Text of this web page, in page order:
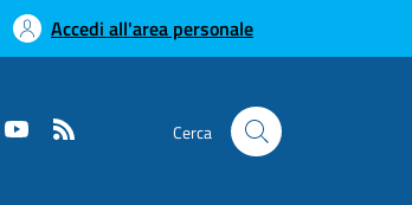
Accedi all'area personale
Cerca